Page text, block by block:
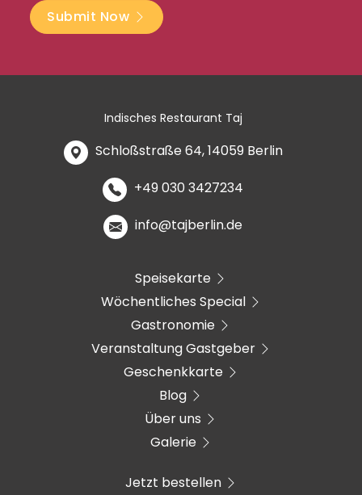
Submit Now
Indisches Restaurant Taj
Schloßstraße 64, 14059 Berlin
+49 030 3427234
info@tajberlin.de
Speisekarte
Wöchentliches Special
Gastronomie
Veranstaltung Gastgeber
Geschenkkarte
Blog
Über uns
Galerie
Jetzt bestellen